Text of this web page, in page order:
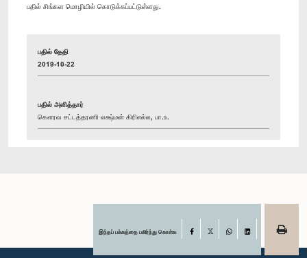
பதில் சிங்கள மொழியில் கொடுக்கப்பட்டுள்ளது.
பதில் தேதி
2019-10-22
பதில் அளித்தார்
கௌரவ சட்டத்தரணி லக்ஷ்மன் கிரிஎல்ல, பா.உ.
இந்தப் பக்கத்தை பகிர்ந்து கொள்க Facebook